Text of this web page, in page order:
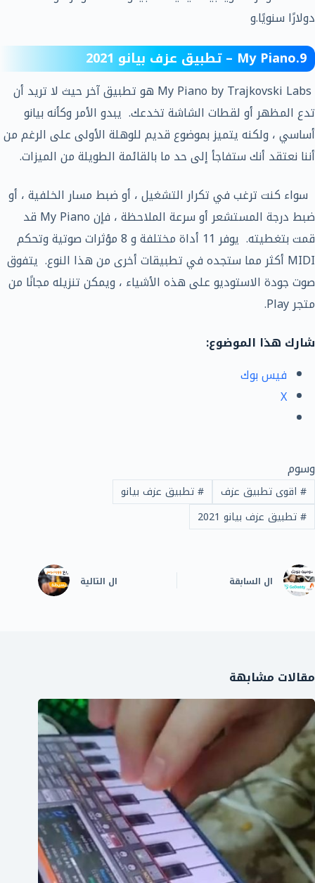
دولارًا سنويًا.و
9.My Piano – تطبيق عزف بيانو 2021
My Piano by Trajkovski Labs هو تطبيق آخر حيث لا تريد أن
تدع المظهر أو لقطات الشاشة تخدعك. يبدو الأمر وكأنه بيانو
أساسي ، ولكنه يتميز بموضوع قديم للوهلة الأولى على الرغم من
أننا نعتقد أنك ستفاجأ إلى حد ما بالقائمة الطويلة من الميزات.
سواء كنت ترغب في تكرار التشغيل ، أو ضبط مسار الخلفية ، أو
ضبط درجة المستشعر أو سرعة الملاحظة ، فإن My Piano قد
قمت بتغطيته. يوفر 11 أداة مختلفة و 8 مؤثرات صوتية وتحكم
MIDI أكثر مما ستجده في تطبيقات أخرى من هذا النوع. يتفوق
صوت جودة الاستوديو على هذه الأشياء ، ويمكن تنزيله مجانًا من
متجر Play.
شارك هذا الموضوع:
فيس بوك
X
وسوم
#اقوى تطبيق عزف #تطبيق عزف بيانو
#تطبيق عزف بيانو 2021
ال السابقة ال التالية
مقالات مشابهة